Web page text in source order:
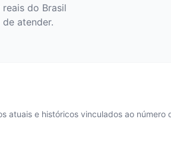
do Brasil
atender.
atuais e históricos vinculados ao número